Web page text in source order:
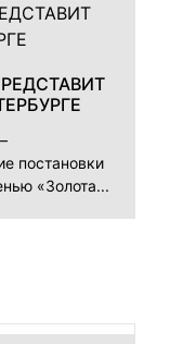
постановки
«Золота...